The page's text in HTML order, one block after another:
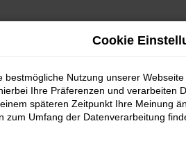
Cookie
bestmögliche Nutzung unserer
Ihre Präferenzen und verarbeiten
späteren Zeitpunkt Ihre Meinung
zum Umfang der Datenverarbeitung